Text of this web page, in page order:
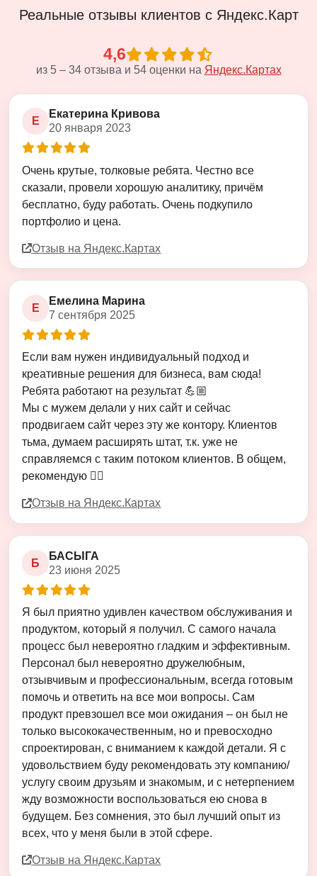
Реальные отзывы клиентов с Яндекс.Карт
4,6
из 5– 34отзыва и 54оценки на Яндекс.Картах
Е
Екатерина Кривова
20 января 2023
Очень крутые, толковые ребята. Честно все
сказали, провели хорошую аналитику, причём
бесплатно, буду работать. Очень подкупило
портфолио и цена.
Отзыв на Яндекс.Картах
Е
Емелина Марина
7 сентября 2025
Если вам нужен индивидуальный подход и
креативные решения для бизнеса, вам сюда!
Ребята работают на результат 💪🏼
Мы с мужем делали у них сайт и сейчас
продвигаем сайт через эту же контору. Клиентов
тьма, думаем расширять штат, т.к. уже не
справляемся с таким потоком клиентов. В общем,
рекомендую 👍🏻
Отзыв на Яндекс.Картах
Б
БАСЫГА
23 июня 2025
Я был приятно удивлен качеством обслуживания и
продуктом, который я получил. С самого начала
процесс был невероятно гладким и эффективным.
Персонал был невероятно дружелюбным,
отзывчивым и профессиональным, всегда готовым
помочь и ответить на все мои вопросы. Сам
продукт превзошел все мои ожидания – он был не
только высококачественным, но и превосходно
спроектирован, с вниманием к каждой детали. Я с
удовольствием буду рекомендовать эту компанию/
услугу своим друзьям и знакомым, и с нетерпением
жду возможности воспользоваться ею снова в
будущем. Без сомнения, это был лучший опыт из
всех, что у меня были в этой сфере.
Отзыв на Яндекс.Картах